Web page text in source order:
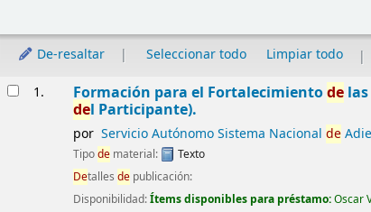
De-resaltar Seleccionar todo Limpiar todo
Resultados
1. Formación para el Fortalecimientode
del Participante).
por Servicio Autónomo Sistema Nacional de
Tipode material:
Texto
Detallesde publicación:
Disponibilidad:Ítems disponibles para préstamo:Oscar